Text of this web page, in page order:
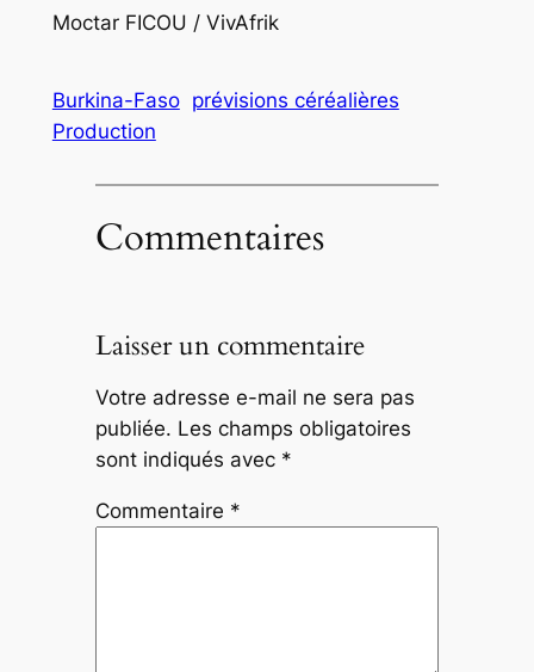
Moctar FICOU / VivAfrik
Burkina-Faso prévisions céréalières
Production
Commentaires
Laisser un commentaire
Votre adresse e-mail ne sera pas
publiée. Les champs obligatoires
sont indiqués avec *
Commentaire *